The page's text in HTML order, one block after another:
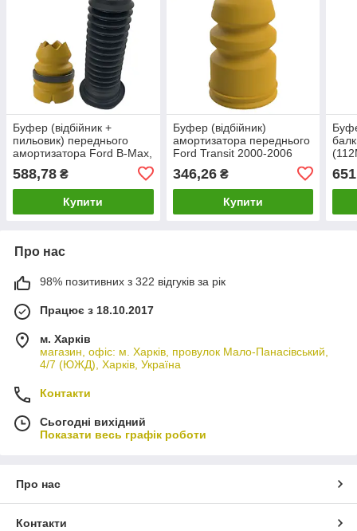
Буфер (відбійник +
пильовик) переднього
амортизатора Ford B-Max,
Transit [СМ Onka] 1514543
588,78 ₴
Купити
Буфер (відбійник)
амортизатора переднього
Ford Transit 2000-2006
[СМ Onka] YC153025AC
346,26₴
Купити
Про нас
98% позитивних з 322 відгуків за рік
Працює з 18.10.2017
м. Харків
магазин, офіс: м. Харків, провулок Мало-Панасівський,
4/7 (ЮЖД), Харків, Україна
Контакти
Сьогодні вихідний
Показати весь графік роботи
Про нас
Контакти